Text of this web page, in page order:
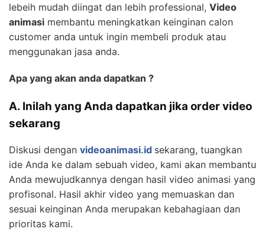
lebeih mudah diingat dan lebih professional, Video
animasi membantu meningkatkan keinginan calon
customer anda untuk ingin membeli produk atau
menggunakan jasa anda.
Apa yang akan anda dapatkan ?
A. Inilah yang Anda dapatkan jika order video
sekarang
Diskusi dengan videoanimasi.id sekarang, tuangkan
ide Anda ke dalam sebuah video, kami akan membantu
Anda mewujudkannya dengan hasil video animasi yang
profisonal. Hasil akhir video yang memuaskan dan
sesuai keinginan Anda merupakan kebahagiaan dan
prioritas kami.